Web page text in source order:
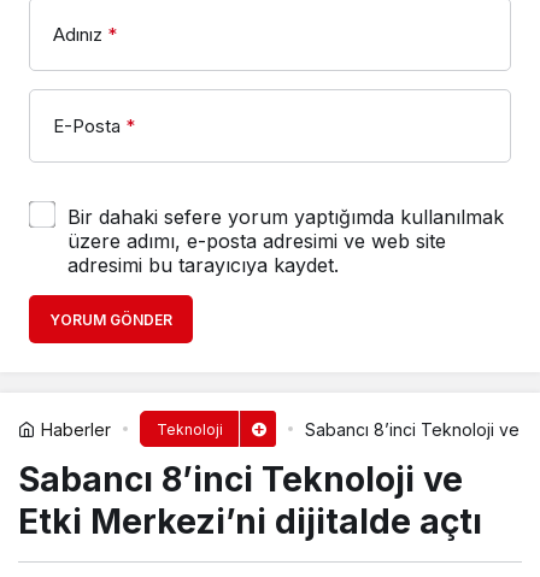
Adınız *
E-Posta *
Bir dahaki sefere yorum yaptığımda kullanılmak
üzere adımı, e-posta adresimi ve web site
adresimi bu tarayıcıya kaydet.
YORUM GÖNDER
Haberler Teknoloji Sabancı 8’inci Teknoloji ve
Sabancı 8’inci Teknoloji ve
Etki Merkezi’ni dijitalde açtı